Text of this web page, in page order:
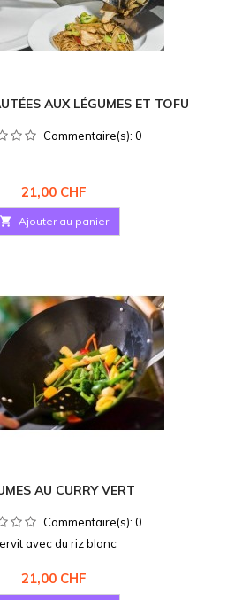
AUX LÉGUMES ET TOFU
Commentaire(s): 0
Prix
21,00 CHF
 Ajouter au panier
AU CURRY VERT
Commentaire(s): 0
avec du riz blanc
Prix
21,00 CHF